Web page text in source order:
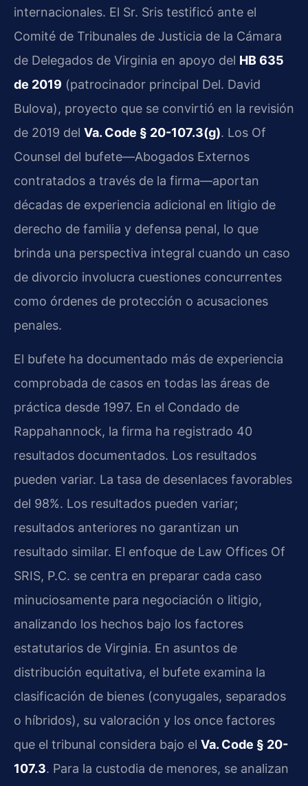
internacionales. El Sr. Sris testificó ante el
Comité de Tribunales de Justicia de la Cámara
de Delegados de Virginia en apoyo del HB 635
de 2019 (patrocinador principal Del. David
Bulova), proyecto que se convirtió en la revisión
de 2019 del Va. Code § 20-107.3(g). Los Of
Counsel del bufete—Abogados Externos
contratados a través de la firma—aportan
décadas de experiencia adicional en litigio de
derecho de familia y defensa penal, lo que
brinda una perspectiva integral cuando un caso
de divorcio involucra cuestiones concurrentes
como órdenes de protección o acusaciones
penales.
El bufete ha documentado más de experiencia
comprobada de casos en todas las áreas de
práctica desde 1997. En el Condado de
Rappahannock, la firma ha registrado 40
resultados documentados. Los resultados
pueden variar. La tasa de desenlaces favorables
del 98%. Los resultados pueden variar;
resultados anteriores no garantizan un
resultado similar. El enfoque de Law Offices Of
SRIS, P.C. se centra en preparar cada caso
minuciosamente para negociación o litigio,
analizando los hechos bajo los factores
estatutarios de Virginia. En asuntos de
distribución equitativa, el bufete examina la
clasificación de bienes (conyugales, separados
o híbridos), su valoración y los once factores
que el tribunal considera bajo el Va. Code § 20-
107.3. Para la custodia de menores, se analizan